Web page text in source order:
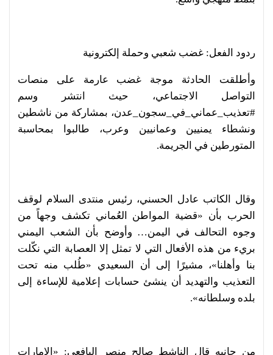
ردود الفعل: غضب شعبي وحملة إلكترونية
وأطلقت الحادثة موجة غضب عارمة على منصات
التواصل الاجتماعي، حيث انتشر وسم
#تعذيب_عماني_في_سجون_عدن، بمشاركة من ناشطين
ونشطاء يمنيين وعمانيين وعرب، طالبوا بمحاسبة
المتورطين في الجريمة.
وقال الكاتب عادل الحسني، رئيس منتدى السلام لوقف
الحرب بأن «قضية المواطن العُماني تكشف وجهاً من
وجوه التحالف في اليمن… وأوضح بأن الشعب اليمني
بريء من هذه الأفعال التي لا تمثل إلا العصابة التي نكّلت
بنا وأهلنا»، مشيرًا إلى أن السعيدي «طُلب منه تحت
التعذيب والتهديد أن ينشئ حسابات إعلامية للإساءة إلى
بلده وسلطانه».
من جانبه قال الناشط صالح منصر اليافعي: «الإمارات